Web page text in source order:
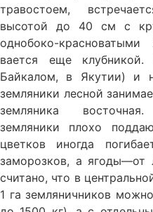
травостоем,
высотой до 40 см с
однобо­ко-
вается еще
Байкалом, в Яку­тии) и
земляни­ки лесной
земляника
земляники плохо
цветков иногда
замороз­ков, а ягоды—от
считано, что в
1 га земляничников